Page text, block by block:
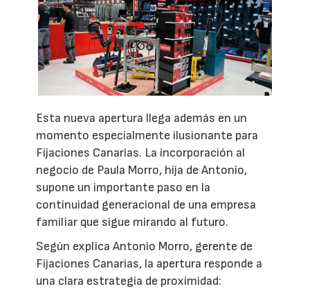
Esta nueva apertura llega además en un
momento especialmente ilusionante para
Fijaciones Canarias. La incorporación al
negocio de Paula Morro, hija de Antonio,
supone un importante paso en la
continuidad generacional de una empresa
familiar que sigue mirando al futuro.
Según explica Antonio Morro, gerente de
Fijaciones Canarias, la apertura responde a
una clara estrategia de proximidad: